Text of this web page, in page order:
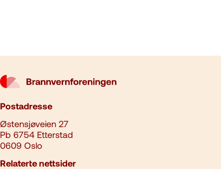
Postadresse
Østensjøveien 27
Pb 6754 Etterstad
0609 Oslo
Relaterte nettsider